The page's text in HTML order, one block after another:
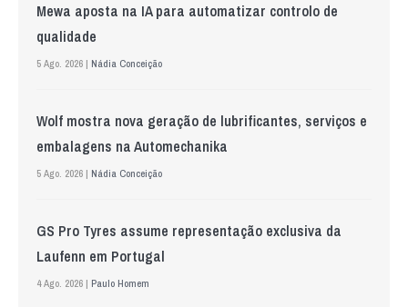
Mewa aposta na IA para automatizar controlo de
qualidade
5 Ago. 2026 | Nádia Conceição
Wolf mostra nova geração de lubrificantes, serviços e
embalagens na Automechanika
5 Ago. 2026 | Nádia Conceição
GS Pro Tyres assume representação exclusiva da
Laufenn em Portugal
4 Ago. 2026 | Paulo Homem